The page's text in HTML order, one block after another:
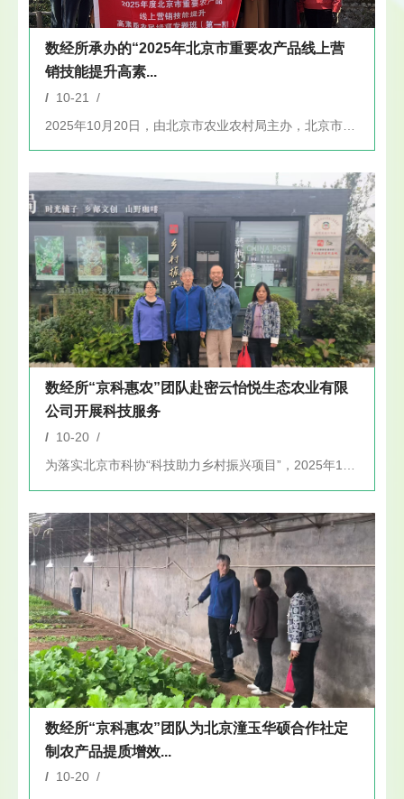
数经所承办的“2025年北京市重要农产品线上营
销技能提升高素...
/ 10-21 /
数经所“京科惠农”团队赴密云怡悦生态农业有限
公司开展科技服务
/ 10-20 /
数经所“京科惠农”团队为北京潼玉华硕合作社定
制农产品提质增效...
/ 10-20 /